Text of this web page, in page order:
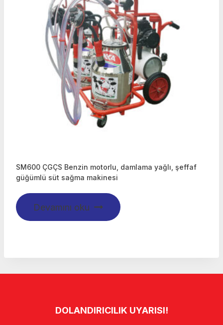
SM600 ÇGÇS Benzin motorlu, damlama yağlı, şeffaf
güğümlü süt sağma makinesi
Devamını oku
DOLANDIRICILIK UYARISI!